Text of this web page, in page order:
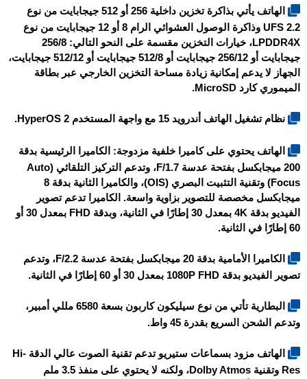
الهاتف يأتي بذاكرة تخزين داخلية 256 أو 512 جيجابايت من نوع
UFS 2.2 وذاكرة الوصول العشوائي الرام 8 أو 12 جيجابايت من نوع
LPDDR4X، خيارات التخزين مقسمة على النحو التالي: 256/8
جيجابايت أو 256/12 جيجابايت أو 512/8 جيجابايت أو 512/12 جيجابايت،
الجهاز لا يدعم إمكانية زيادة مساحة التخزين الخارجي عبر بطاقة
الميموري كارد MicroSD.
نظام تشغيل الهاتف أندرويد 15 مع واجهة المستخدم HyperOS 2.
الهاتف يحتوي على كاميرا خلفية مزدوجة: الكاميرا الرئيسية بدقة
200 ميجابكسل بفتحة عدسة F/1.7، وتدعم التركيز التلقائي (Auto
Focus) وتقنية التثبيت البصري (OIS)، والكاميرا الثانية بدقة 8
ميجابكسل مخصصة للتصوير بزاوية واسعة. الكاميرا تدعم تصوير
الفيديو بدقة 4K بمعدل 30 إطارًا في الثانية، وبدقة FHD بمعدل 30 أو
60 إطارًا في الثانية.
الكاميرا الأمامية بدقة 20 ميجابكسل بفتحة عدسة F/2.2، وتدعم
تصوير الفيديو بدقة 1080P FHD بمعدل 30 أو 60 إطارًا في الثانية.
البطارية تأتي من نوع سيليكون كاربون بسعة 6580 مللي أمبير،
وتدعم الشحن السريع بقدرة 45 واط.
الهاتف مزود بسماعات ستيريو تدعم تقنية الصوت عالي الدقة Hi-
Res وتقنية Dolby Atmos، ولكنه لا يحتوي على منفذ 3.5 ملم